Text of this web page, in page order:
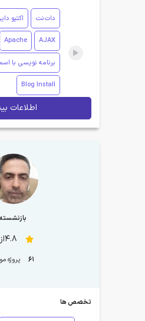
دات‌نت اکتیو
AJAX
Apache
برنامه نویسی با
Blog Install
اطلاعات
بازنشسته
4.8از 5
61 پروژه
تخصص ها